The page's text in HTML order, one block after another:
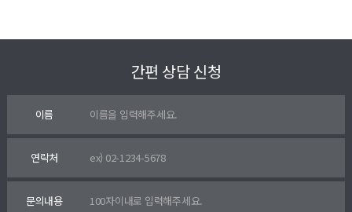
간편 상담 신청
이름
연락처
문의내용